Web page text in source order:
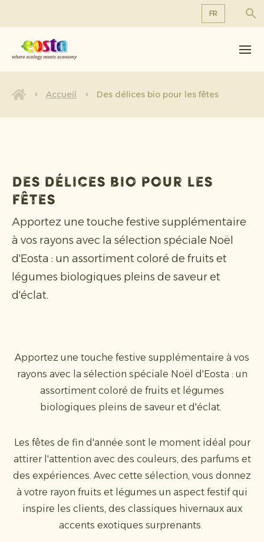
FR
NL
À propos de nous
Produits
Durabilité
Nouvelles et communiqués
Accueil Des délices bio pour les fêtes
Des délices bio pour les
fêtes
Apportez une touche festive supplémentaire
à vos rayons avec la sélection spéciale Noël
d'Eosta : un assortiment coloré de fruits et
légumes biologiques pleins de saveur et
d'éclat.
Apportez une touche festive supplémentaire à vos
rayons avec la sélection spéciale Noël d'Eosta : un
assortiment coloré de fruits et légumes
biologiques pleins de saveur et d'éclat.
Les fêtes de fin d'année sont le moment idéal pour
attirer l'attention avec des couleurs, des parfums et
des expériences. Avec cette sélection, vous donnez
à votre rayon fruits et légumes un aspect festif qui
inspire les clients, des classiques hivernaux aux
accents exotiques surprenants.